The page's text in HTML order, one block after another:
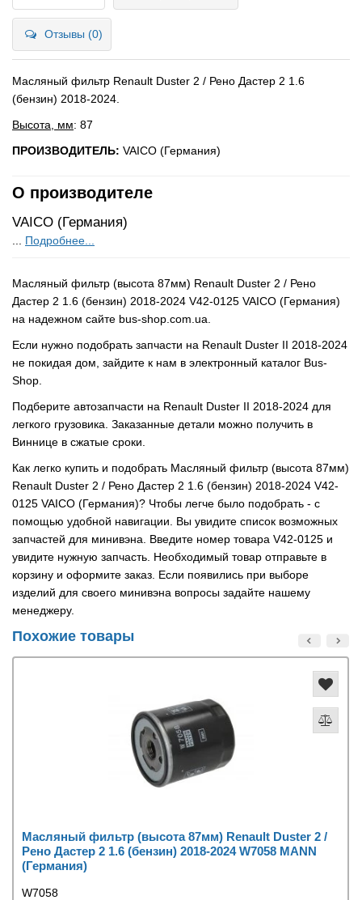
Отзывы (0)
Масляный фильтр Renault Duster 2 / Рено Дастер 2 1.6
(бензин) 2018-2024.
Высота, мм: 87
ПРОИЗВОДИТЕЛЬ: VAICO (Германия)
О производителе
VAICO (Германия)
Подробнее...
Масляный фильтр (высота 87мм) Renault Duster 2 / Рено
Дастер 2 1.6 (бензин) 2018-2024 V42-0125 VAICO (Германия)
на надежном сайте bus-shop.com.ua.
Если нужно подобрать запчасти на Renault Duster II 2018-2024
не покидая дом, зайдите к нам в электронный каталог Bus-
Shop.
Подберите автозапчасти на Renault Duster II 2018-2024 для
легкого грузовика. Заказанные детали можно получить в
Виннице в сжатые сроки.
Как легко купить и подобрать Масляный фильтр (высота 87мм)
Renault Duster 2 / Рено Дастер 2 1.6 (бензин) 2018-2024 V42-
0125 VAICO (Германия)? Чтобы легче было подобрать - с
помощью удобной навигации. Вы увидите список возможных
запчастей для минивэна. Введите номер товара V42-0125 и
увидите нужную запчасть. Необходимый товар отправьте в
корзину и оформите заказ. Если появились при выборе
изделий для своего минивэна вопросы задайте нашему
менеджеру.
Похожие товары
Масляный фильтр (высота 87мм) Renault Duster 2 /
Рено Дастер 2 1.6 (бензин) 2018-2024 W7058 MANN
(Германия)
W7058